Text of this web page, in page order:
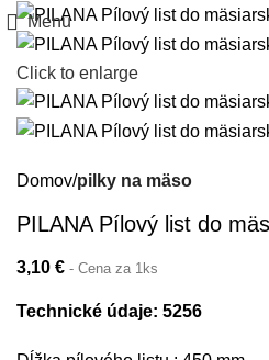
Menu
Click to enlarge
Domov pilky na mäso
PILANA Pílový list do
3,10 € - Cena za 1ks
Technické údaje: 5256